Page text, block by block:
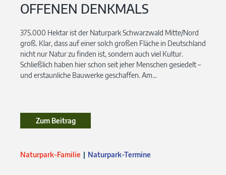
OFFENEN DENKMALS
375.000 Hektar ist der Naturpark Schwarzwald Mitte/Nord
groß. Klar, dass auf einer solch großen Fläche in Deutschland
nicht nur Natur zu finden ist, sondern auch viel Kultur.
Schließlich haben hier schon seit jeher Menschen gesiedelt –
und erstaunliche Bauwerke geschaffen. Am...
Zum Beitrag
Naturpark-Familie Naturpark-Termine